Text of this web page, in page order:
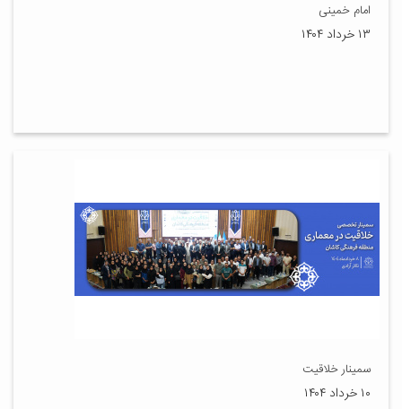
امام خمینی
۱۳ خرداد ۱۴۰۴
سمینار خلاقیت
۱۰ خرداد ۱۴۰۴